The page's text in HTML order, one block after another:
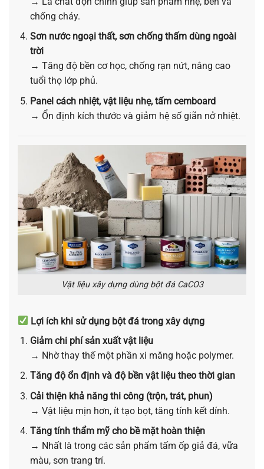
chống cháy.
Sơn nước ngoại thất, sơn chống thấm dùng ngoài
trời
→ Tăng độ bền cơ học, chống rạn nứt, nâng cao
tuổi thọ lớp phủ.
Panel cách nhiệt, vật liệu nhẹ, tấm cemboard
→ Ổn định kích thước và giảm hệ số giãn nở nhiệt.
Vật liệu xây dựng dùng bột đá CaCO3
Lợi ích khi sử dụng bột đá trong xây dựng
Giảm chi phí sản xuất vật liệu
→ Nhờ thay thế một phần xi măng hoặc polymer.
Tăng độ ổn định và độ bền vật liệu theo thời gian
Cải thiện khả năng thi công (trộn, trát, phun)
→ Vật liệu mịn hơn, ít tạo bọt, tăng tính kết dính.
Tăng tính thẩm mỹ cho bề mặt hoàn thiện
→ Nhất là trong các sản phẩm tấm ốp giả đá, vữa
màu, sơn trang trí.